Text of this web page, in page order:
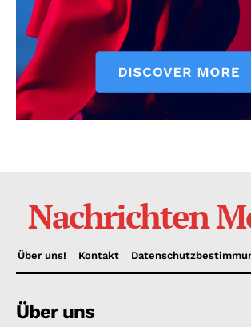
Nachrichten
Über uns! Kontakt
Über uns